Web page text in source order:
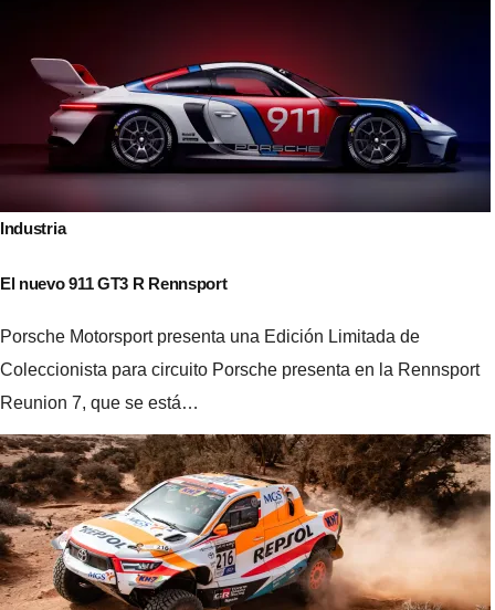
entradas
Industria
El nuevo 911 GT3 R Rennsport
Porsche Motorsport presenta una Edición Limitada de
Coleccionista para circuito Porsche presenta en la Rennsport
Reunion 7, que se está…